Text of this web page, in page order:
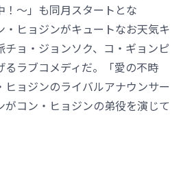
！～」も同月スタートとな
・ヒョジンがキュートなお天気キ
チョ・ジョンソク、コ・ギョンピ
るラブコメディだ。「愛の不時
ョジンのライバルアナウンサー
がコン・ヒョジンの弟役を演じて